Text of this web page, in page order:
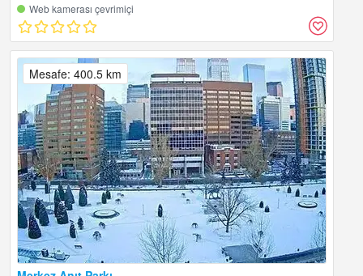
Web kamerası çevrimiçi
Mesafe: 400.5 km